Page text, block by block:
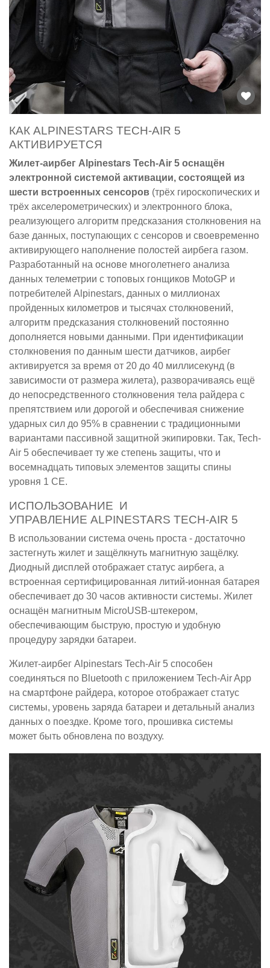
КАК ALPINESTARS TECH-AIR 5
АКТИВИРУЕТСЯ
Жилет-аирбег Alpinestars Tech-Air 5 оснащён
электронной системой активации, состоящей из
шести встроенных сенсоров (трёх гироскопических и
трёх акселерометрических) и электронного блока,
реализующего алгоритм предсказания столкновения на
базе данных, поступающих с сенсоров и своевременно
активирующего наполнение полостей аирбега газом.
Разработанный на основе многолетнего анализа
данных телеметрии с топовых гонщиков MotoGP и
потребителей Alpinestars, данных о миллионах
пройденных километров и тысячах столкновений,
алгоритм предсказания столкновений постоянно
дополняется новыми данными. При идентификации
столкновения по данным шести датчиков, аирбег
активируется за время от 20 до 40 миллисекунд (в
зависимости от размера жилета), разворачиваясь ещё
до непосредственного столкновения тела райдера с
препятствием или дорогой и обеспечивая снижение
ударных сил до 95% в сравнении с традиционными
вариантами пассивной защитной экипировки. Так, Tech-
Air 5 обеспечивает ту же степень защиты, что и
восемнадцать типовых элементов защиты спины
уровня 1 CE.
ИСПОЛЬЗОВАНИЕ И
УПРАВЛЕНИЕ ALPINESTARS TECH-AIR 5
В использовании система очень проста - достаточно
застегнуть жилет и защёлкнуть магнитную защёлку.
Диодный дисплей отображает статус аирбега, а
встроенная сертифицированная литий-ионная батарея
обеспечивает до 30 часов активности системы. Жилет
оснащён магнитным MicroUSB-штекером,
обеспечивающим быструю, простую и удобную
процедуру зарядки батареи.
Жилет-аирбег Alpinestars Tech-Air 5 способен
соединяться по Bluetooth с приложением Tech-Air App
на смартфоне райдера, которое отображает статус
системы, уровень заряда батареи и детальный анализ
данных о поездке. Кроме того, прошивка системы
может быть обновлена по воздуху.